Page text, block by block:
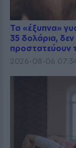
Τα «έξυπνα»
35 δολάρια, δεν
προστατεύουν
2026-08-06